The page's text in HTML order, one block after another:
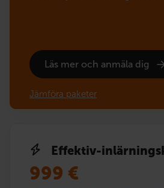
Läs mer och anmäla dig
Jämföra paketer
Effektiv-
999 €